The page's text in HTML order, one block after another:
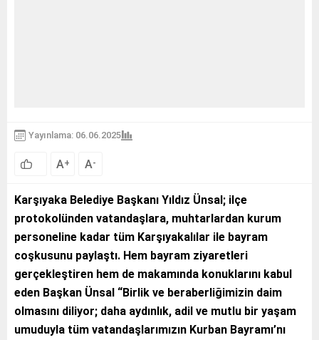
Yayınlama: 06.06.2025
A+ A-
Karşıyaka Belediye Başkanı Yıldız Ünsal; ilçe
protokolünden vatandaşlara, muhtarlardan kurum
personeline kadar tüm Karşıyakalılar ile bayram
coşkusunu paylaştı. Hem bayram ziyaretleri
gerçekleştiren hem de makamında konuklarını kabul
eden Başkan Ünsal “Birlik ve beraberliğimizin daim
olmasını diliyor; daha aydınlık, adil ve mutlu bir yaşam
umuduyla tüm vatandaşlarımızın Kurban Bayramı’nı